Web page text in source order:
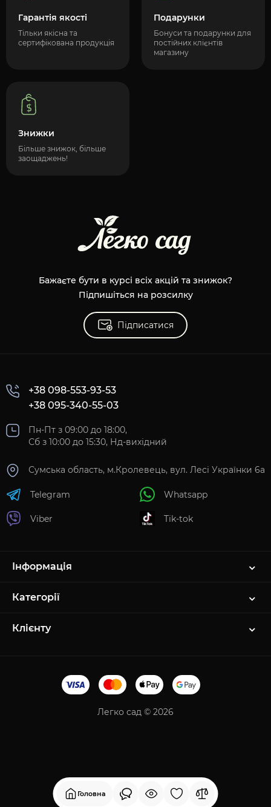
Головна
Гарантія якості
Тільки якісна та
сертифікована продукція
Подарунки
Бонуси та подарунки для
постійних клієнтів
магазину
Знижки
Більше знижок, більше
заощаджень!
Бажаєте бути в курсі всіх акцій та знижок?
Підпишіться на розсилку
Підписатися
+38 098-553-93-53
+38 095-340-55-03
Пн-Пт з 09:00 до 18:00,
Сб з 10:00 до 15:30, Нд-вихідний
Сумська область, м.Кролевець, вул. Лесі Українки 6а
Telegram
Viber
Whatsapp
Tik-tok
Інформація
Категорії
Клієнту
Легко сад © 2026